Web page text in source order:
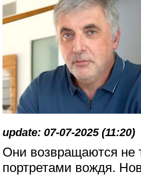
update: 07-07-2025 (11:20)
Они возвращаются не
портретами вождя.